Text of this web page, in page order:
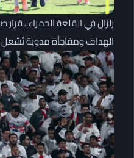
زلزال في القلعة الحمراء..
الهداف ومفاجأة مدوية تُشعل